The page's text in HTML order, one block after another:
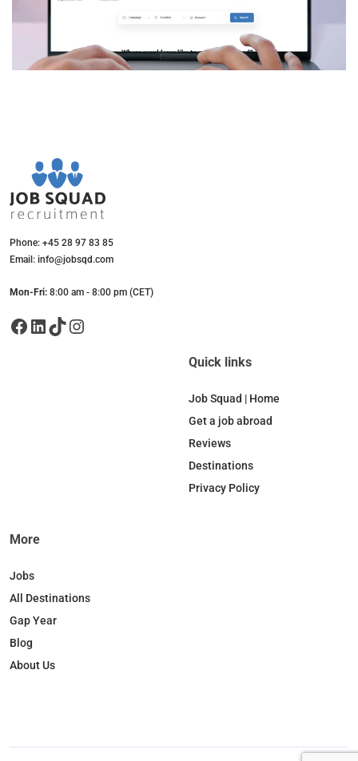
Phone: +45 28 97 83 85
Email: info@jobsqd.com
Mon-Fri: 8:00 am - 8:00 pm (CET)
Facebook LinkedIn TikTok Instagram
Quick links
Job Squad | Home
Get a job abroad
Reviews
Destinations
Privacy Policy
More
Jobs
All Destinations
Gap Year
Blog
About Us